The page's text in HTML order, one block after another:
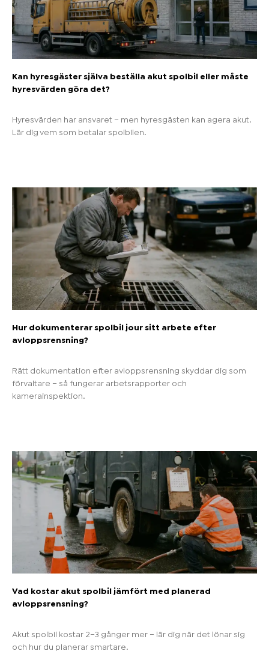
Kan hyresgäster själva beställa akut spolbil eller måste
hyresvärden göra det?
Hyresvärden har ansvaret – men hyresgästen kan agera akut.
Lär dig vem som betalar spolbilen.
Hur dokumenterar spolbil jour sitt arbete efter
avloppsrensning?
Rätt dokumentation efter avloppsrensning skyddar dig som
förvaltare – så fungerar arbetsrapporter och
kamerainspektion.
Vad kostar akut spolbil jämfört med planerad
avloppsrensning?
Akut spolbil kostar 2–3 gånger mer – lär dig när det lönar sig
och hur du planerar smartare.